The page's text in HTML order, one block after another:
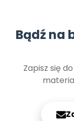
Bądź na
Zapisz się